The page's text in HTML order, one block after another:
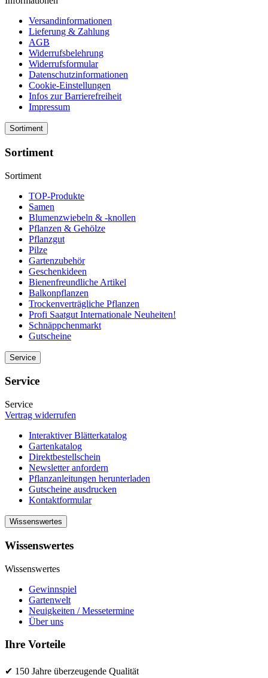
Versandinformationen
Lieferung & Zahlung
AGB
Widerrufsbelehrung
Widerrufsformular
Datenschutzinformationen
Cookie-Einstellungen
Infos zur Barrierefreiheit
Impressum
Sortiment
Sortiment
Sortiment
TOP-Produkte
Samen
Blumenzwiebeln & -knollen
Pflanzen & Gehölze
Pflanzgut
Pilze
Gartenzubehör
Geschenkideen
Bienenfreundliche Artikel
Balkonpflanzen
Trockenverträgliche Pflanzen
Profi Saatgut Internationale Neuheiten!
Schnäppchenmarkt
Gutscheine
Service
Service
Service
Vertrag widerrufen
Interaktiver Blätterkatalog
Gartenkatalog
Direktbestellschein
Newsletter anfordern
Pflanzanleitungen herunterladen
Gutscheine ausdrucken
Kontaktformular
Wissenswertes
Wissenswertes
Wissenswertes
Gewinnspiel
Gartenwelt
Neuigkeiten / Messetermine
Über uns
Ihre Vorteile
✔ 150 Jahre überzeugende Qualität